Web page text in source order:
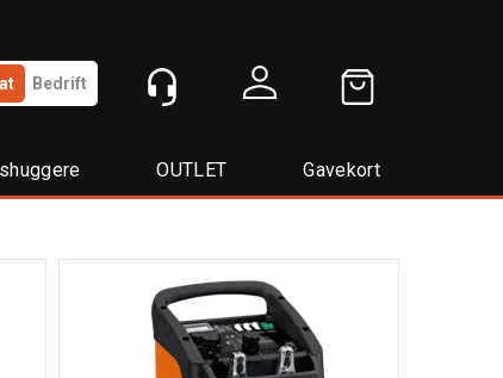
Bedrift
OUTLET Gavekort